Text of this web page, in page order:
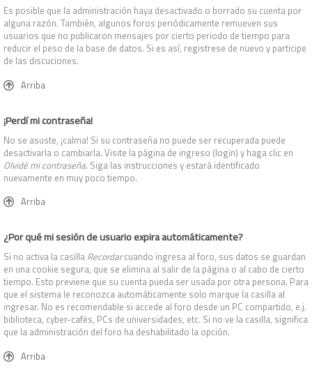
Es posible que la administración haya desactivado o borrado su cuenta por
alguna razón. También, algunos foros periódicamente remueven sus
usuarios que no publicaron mensajes por cierto periodo de tiempo para
reducir el peso de la base de datos. Si es así, registrese de nuevo y participe
de las discuciones.
Arriba
¡Perdí mi contraseña!
No se asuste, ¡calma! Si su contraseña no puede ser recuperada puede
desactivarla o cambiarla. Visite la página de ingreso (login) y haga clic en
Olvidé mi contraseña. Siga las instrucciones y estará identificado
nuevamente en muy poco tiempo.
Arriba
¿Por qué mi sesión de usuario expira automáticamente?
Si no activa la casilla Recordarcuando ingresa al foro, sus datos se guardan
en una cookie segura, que se elimina al salir de la página o al cabo de cierto
tiempo. Esto previene que su cuenta pueda ser usada por otra persona. Para
que el sistema le reconozca automáticamente solo marque la casilla al
ingresar. No es recomendable si accede al foro desde un PC compartido, e.j.
biblioteca, cyber-cafés, PCs de universidades, etc. Si no ve la casilla, significa
que la administración del foro ha deshabilitado la opción.
Arriba